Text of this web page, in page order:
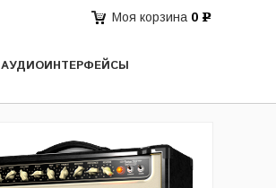
АУДИОИНТЕРФЕЙСЫ
Моя корзина 0 Р